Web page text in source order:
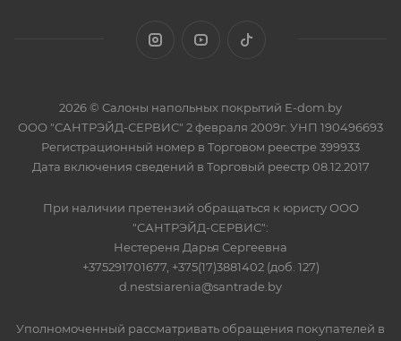
2026 © Салоны напольных покрытий E-dom.by
ООО "САНТРЭЙД-СЕРВИС" 2 февраля 2009г. УНП 190496693
Регистрационный номер в Торговом реестре 399933
Дата включения сведений в Торговый реестр 08.12.2017
При наличии претензий обращаться к юристу ООО
"САНТРЭЙД-СЕРВИС":
Нестереня Дарья Сергеевна
+375291701677, +375(17)3881402 (доб. 127)
d.nestsiarenia@santrade.by
Уполномоченный рассматривать обращения покупателей в